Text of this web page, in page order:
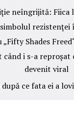
neîngrijită: Fiica
Shades
i s-a reproșat
devenit viral
ce fata ei a